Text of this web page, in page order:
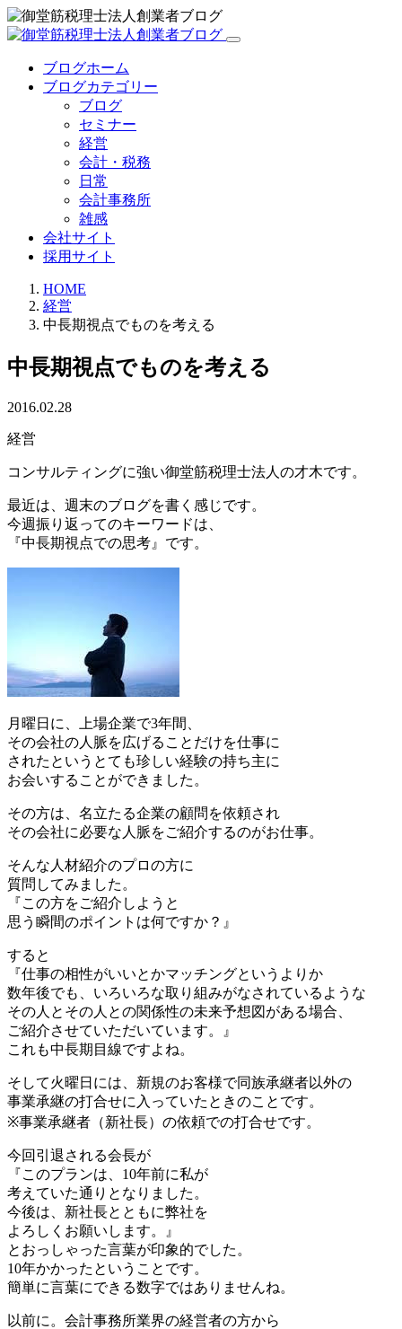
ブログホーム
ブログカテゴリー
ブログ
セミナー
経営
会計・税務
日常
会計事務所
雑感
会社サイト
採用サイト
HOME
経営
中長期視点でものを考える
中長期視点でものを考える
2016.02.28
経営
コンサルティングに強い御堂筋税理士法人の才木です。
最近は、週末のブログを書く感じです。
今週振り返ってのキーワードは、
『中長期視点での思考』です。
月曜日に、上場企業で3年間、
その会社の人脈を広げることだけを仕事に
されたというとても珍しい経験の持ち主に
お会いすることができました。
その方は、名立たる企業の顧問を依頼され
その会社に必要な人脈をご紹介するのがお仕事。
そんな人材紹介のプロの方に
質問してみました。
『この方をご紹介しようと
思う瞬間のポイントは何ですか？』
すると
『仕事の相性がいいとかマッチングというよりか
数年後でも、いろいろな取り組みがなされているような
その人とその人との関係性の未来予想図がある場合、
ご紹介させていただいています。』
これも中長期目線ですよね。
そして火曜日には、新規のお客様で同族承継者以外の
事業承継の打合せに入っていたときのことです。
※事業承継者（新社長）の依頼での打合せです。
今回引退される会長が
『このプランは、10年前に私が
考えていた通りとなりました。
今後は、新社長とともに弊社を
よろしくお願いします。』
とおっしゃった言葉が印象的でした。
10年かかったということです。
簡単に言葉にできる数字ではありませんね。
以前に。会計事務所業界の経営者の方から